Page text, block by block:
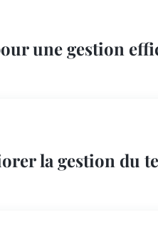
une gestion
la gestion du